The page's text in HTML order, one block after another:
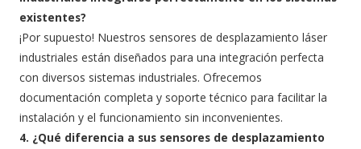
existentes?
¡Por supuesto! Nuestros sensores de desplazamiento láser
industriales están diseñados para una integración perfecta
con diversos sistemas industriales. Ofrecemos
documentación completa y soporte técnico para facilitar la
instalación y el funcionamiento sin inconvenientes.
4. ¿Qué diferencia a sus sensores de desplazamiento